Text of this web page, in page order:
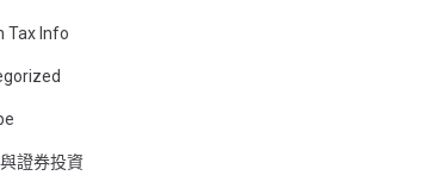
Tax Info
證券投資